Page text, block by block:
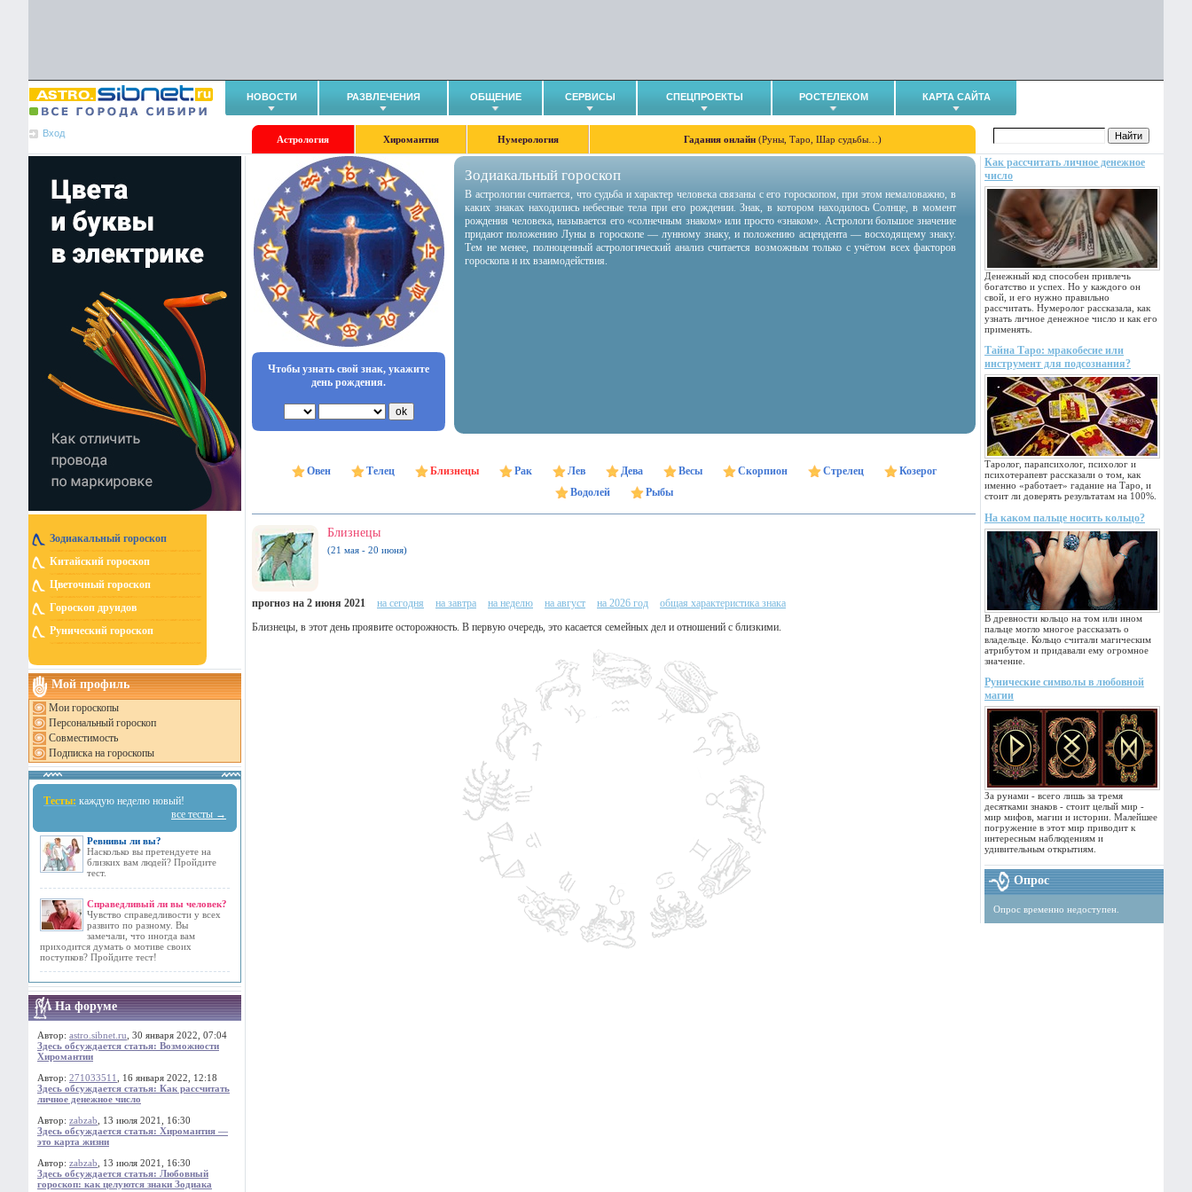
НОВОСТИ РАЗВЛЕЧЕНИЯ ОБЩЕНИЕ СЕРВИСЫ СПЕЦПРОЕКТЫ РОСТЕЛЕКОМ КАРТА САЙТА
Вход
Астрология Хиромантия Нумерология Гадания онлайн (Руны, Таро, Шар судьбы…)
Зодиакальный гороскоп
Китайский гороскоп
Цветочный гороскоп
Гороскоп друидов
Рунический гороскоп
Мой профиль
Мои гороскопы
Персональный гороскоп
Совместимость
Подписка на гороскопы
Тесты: каждую неделю новый!
все тесты →
Ревнивы ли вы?
Насколько вы претендуете на
близких вам людей? Пройдите
тест.
Справедливый ли вы человек?
Чувство справедливости у всех
развито по разному. Вы
замечали, что иногда вам
приходится думать о мотиве своих
поступков? Пройдите тест!
На форуме
Автор: astro.sibnet.ru , 30 января 2022, 07:04
Здесь обсуждается статья: Возможности
Хиромантии
Автор: 271033511
, 16 января 2022, 12:18
Здесь обсуждается статья: Как рассчитать
личное денежное число
Автор: zabzab , 13 июля 2021, 16:30
Здесь обсуждается статья: Хиромантия —
это карта жизни
Автор: zabzab , 13 июля 2021, 16:30
Здесь обсуждается статья: Любовный
гороскоп: как целуются знаки Зодиака
Как рассчитать личное денежное
число
Денежный код способен привлечь
богатство и успех. Но у каждого он
свой, и его нужно правильно
рассчитать. Нумеролог рассказала, как
узнать личное денежное число и как его
применять.
Тайна Таро: мракобесие или
инструмент для подсознания?
Таролог, парапсихолог, психолог и
психотерапевт рассказали о том, как
именно «работает» гадание на Таро, и
стоит ли доверять результатам на 100%.
На каком пальце носить кольцо?
В древности кольцо на том или ином
пальце могло многое рассказать о
владельце. Кольцо считали магическим
атрибутом и придавали ему огромное
значение.
Рунические символы в любовной
магии
За рунами - всего лишь за тремя
десятками знаков - стоит целый мир -
мир мифов, магии и истории. Малейшее
погружение в этот мир приводит к
интересным наблюдениям и
удивительным открытиям.
Опрос
Опрос временно недоступен.
Чтобы узнать свой знак, укажите
день рождения.
Зодиакальный гороскоп
В астрологии считается, что судьба и характер человека связаны с его гороскопом, при этом немаловажно, в
каких знаках находились небесные тела при его рождении. Знак, в котором находилось Солнце, в момент
рождения человека, называется его «солнечным знаком» или просто «знаком». Астрологи большое значение
придают положению Луны в гороскопе — лунному знаку, и положению асцендента — восходящему знаку.
Тем не менее, полноценный астрологический анализ считается возможным только с учётом всех факторов
гороскопа и их взаимодействия.
Овен Телец Близнецы Рак Лев Дева Весы Скорпион Стрелец
Козерог
Водолей
Рыбы
Близнецы
(21 мая - 20 июня)
прогноз на 2 июня 2021 на сегодня на завтра на неделю на август на 2026 год
общая характеристика знака
Близнецы, в этот день проявите осторожность. В первую очередь, это касается семейных дел и отношений с близкими.